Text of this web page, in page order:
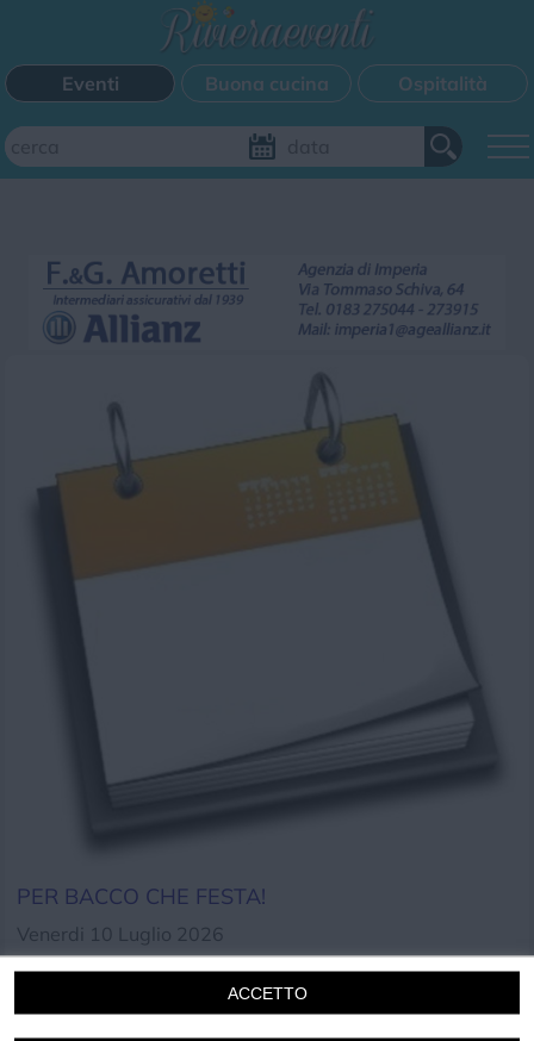
ACCETTO
Eventi Buona cucina Ospitalità
FILTRI EVENTI
Questo weekend
CATEGORIE EVENTI
Bimbi Cinema Corsi
SpettacoloSport
PER BACCO CHE FESTA!
Venerdi 10 Luglio 2026
19.30